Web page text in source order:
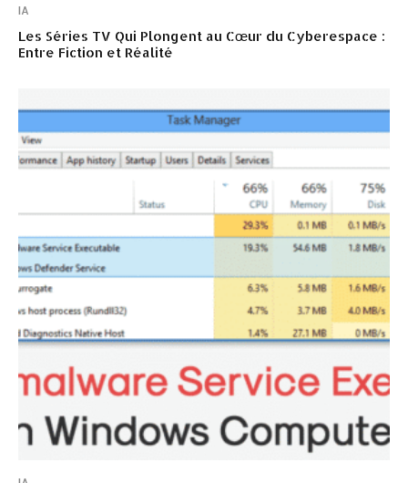
IA
Les Séries TV Qui Plongent au Cœur du Cyberespace :
Entre Fiction et Réalité